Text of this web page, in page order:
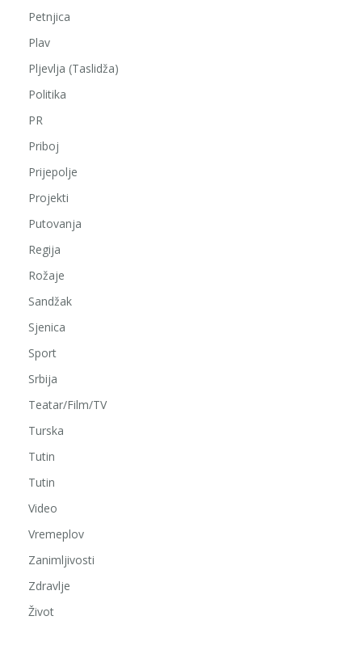
Petnjica
Plav
Pljevlja (Taslidža)
Politika
PR
Priboj
Prijepolje
Projekti
Putovanja
Regija
Rožaje
Sandžak
Sjenica
Sport
Srbija
Teatar/Film/TV
Turska
Tutin
Tutin
Video
Vremeplov
Zanimljivosti
Zdravlje
Život